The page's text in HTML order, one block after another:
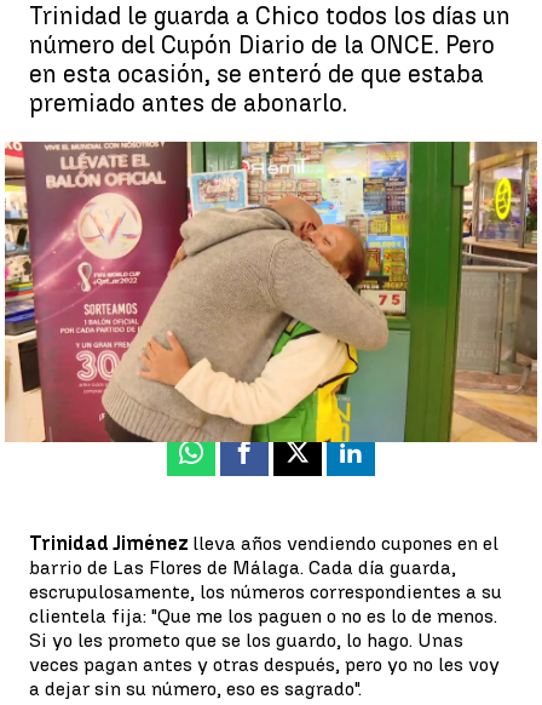
Trinidad le guarda a Chico todos los días un
número del Cupón Diario de la ONCE. Pero
en esta ocasión, se enteró de que estaba
premiado antes de abonarlo.
Trinidad le guarda a Chico todos los días un número |
Antena 3
Noticias
Mayca Sánchez
Actualizado: 09 de diciembre de 2022, 08:50
Publicado:
09 de diciembre de 2022, 08:41
Whatsapp
Facebook
X Linkedin
Trinidad Jiménez lleva años vendiendo cupones en el
barrio de Las Flores de Málaga. Cada día guarda,
escrupulosamente, los números correspondientes a su
clientela fija: "Que me los paguen o no es lo de menos.
Si yo les prometo que se los guardo, lo hago. Unas
veces pagan antes y otras después, pero yo no les voy
a dejar sin su número, eso es sagrado".